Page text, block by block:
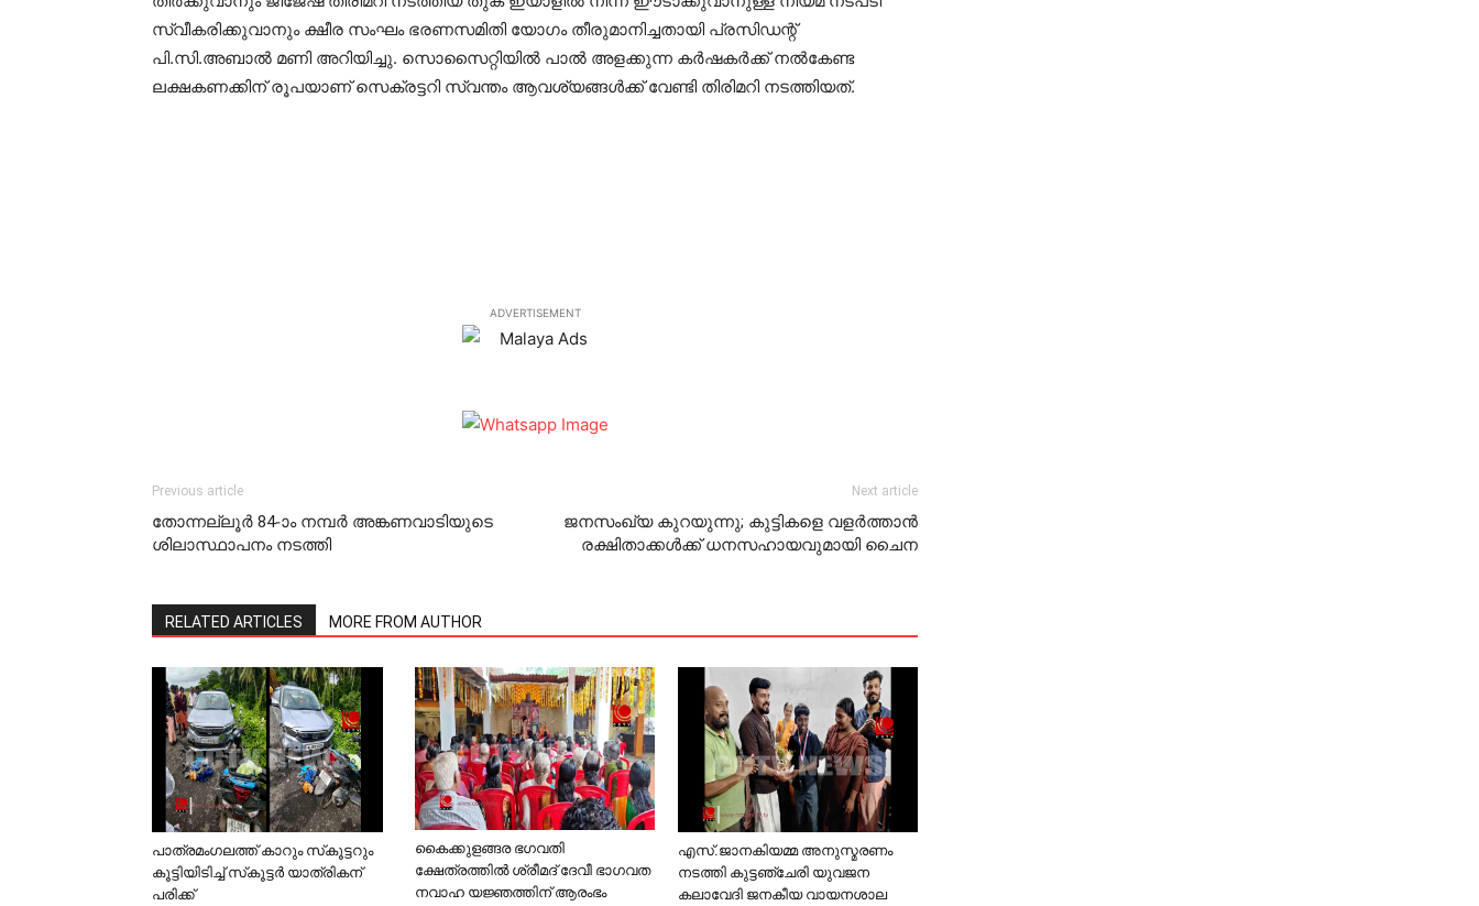
സ്വീകരിക്കുവാനും ക്ഷീര സംഘം ഭരണസമിതി യോഗം തീരുമാനിച്ചതായി പ്രസിഡന്റ്
പി.സി.അബാല്‍ മണി അറിയിച്ചു. സൊസൈറ്റിയില്‍ പാല്‍ അളക്കുന്ന കര്‍ഷകര്‍ക്ക് നല്‍കേണ്ട
ലക്ഷകണക്കിന് രൂപയാണ് സെക്രട്ടറി സ്വന്തം ആവശ്യങ്ങള്‍ക്ക് വേണ്ടി തിരിമറി നടത്തിയത്.
ADVERTISEMENT
Previous article
തോന്നല്ലൂര്‍ 84-ാം നമ്പര്‍ അങ്കണവാടിയുടെ
ശിലാസ്ഥാപനം നടത്തി
Next article
ജനസംഖ്യ കുറയുന്നു; കുട്ടികളെ വളർത്താൻ
രക്ഷിതാക്കൾക്ക് ധനസഹായവുമായി ചൈന
RELATED ARTICLES MORE FROM AUTHOR
പാത്രമംഗലത്ത് കാറും സ്‌കൂട്ടറും
കൂട്ടിയിടിച്ച് സ്‌കൂട്ടര്‍ യാത്രികന്
പരിക്ക്
കൈക്കുളങ്ങര ഭഗവതി
ക്ഷേത്രത്തില്‍ ശ്രീമദ് ദേവീ ഭാഗവത
നവാഹ യജ്ഞത്തിന് ആരംഭം
എസ്.ജാനകിയമ്മ അനുസ്മരണം
നടത്തി കുട്ടഞ്ചേരി യുവജന
കലാവേദി ജനകീയ വായനശാല